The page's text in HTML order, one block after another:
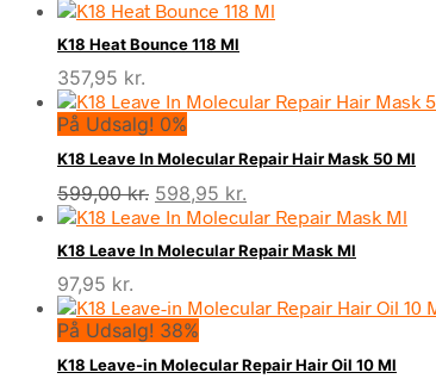
K18 Heat Bounce 118 Ml
357,95 kr.
På Udsalg! 0%
K18 Leave In Molecular Repair Hair Mask 50 Ml
599,00kr. Den
oprindelige
pris
var:
598,95 kr.
aktuelle
pris
er:
K18 Leave In Molecular Repair Mask Ml
97,95 kr.
På Udsalg! 38%
K18 Leave-in Molecular Repair Hair Oil 10 Ml